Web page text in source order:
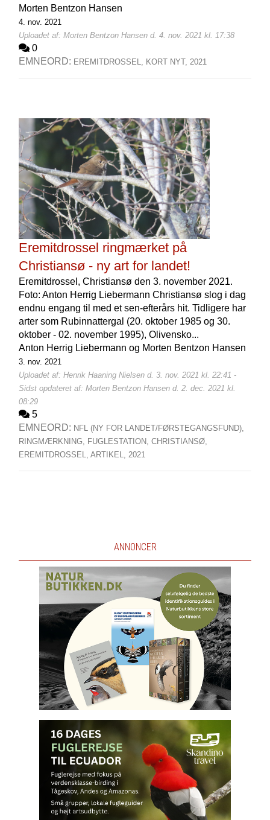
Morten Bentzon Hansen
4. nov. 2021
Uploadet af: Morten Bentzon Hansen d. 4. nov. 2021 kl. 17:38
0
EMNEORD: EREMITDROSSEL, KORT NYT, 2021
Eremitdrossel ringmærket på
Christiansø - ny art for landet!
Eremitdrossel, Christiansø den 3. november 2021.
Foto: Anton Herrig Liebermann Christiansø slog i dag
endnu engang til med et sen-efterårs hit. Tidligere har
arter som Rubinnattergal (20. oktober 1985 og 30.
oktober - 02. november 1995), Olivensko...
Anton Herrig Liebermann og Morten Bentzon Hansen
3. nov. 2021
Uploadet af: Henrik Haaning Nielsen d. 3. nov. 2021 kl. 22:41 -
Sidst opdateret af: Morten Bentzon Hansen d. 2. dec. 2021 kl.
08:29
5
EMNEORD: NFL (NY FOR LANDET/FØRSTEGANGSFUND),
RINGMÆRKNING, FUGLESTATION, CHRISTIANSØ,
EREMITDROSSEL, ARTIKEL, 2021
ANNONCER